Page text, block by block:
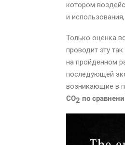
котором
и
Только оценка
проводит эту
на пройденном
последующей
возникающие в
CO2 по